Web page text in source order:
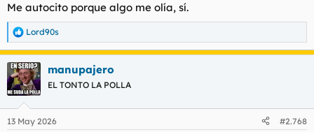
Me autocito porque algo me olía, sí.
R
e
a
c
c
i
e
Lord90s
manupajero
EL TONTO LA POLLA
13 May 2026 #2.768